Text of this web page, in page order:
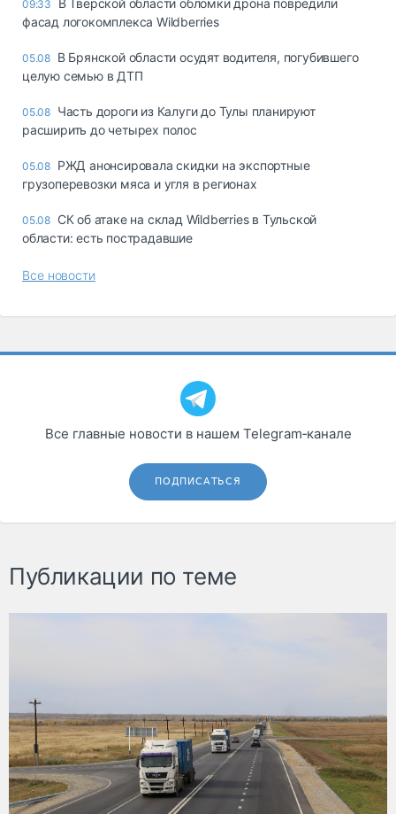
09:33
В Тверской области обломки дрона повредили
фасад логокомплекса Wildberries
05.08 В Брянской области осудят водителя, погубившего
целую семью в ДТП
05.08 Часть дороги из Калуги до Тулы планируют
расширить до четырех полос
05.08 РЖД анонсировала скидки на экспортные
грузоперевозки мяса и угля в регионах
05.08 СК об атаке на склад Wildberries в Тульской
области: есть пострадавшие
Все новости
Все главные новости в нашем Telegram‑канале
ПОДПИСАТЬСЯ
Публикации по теме